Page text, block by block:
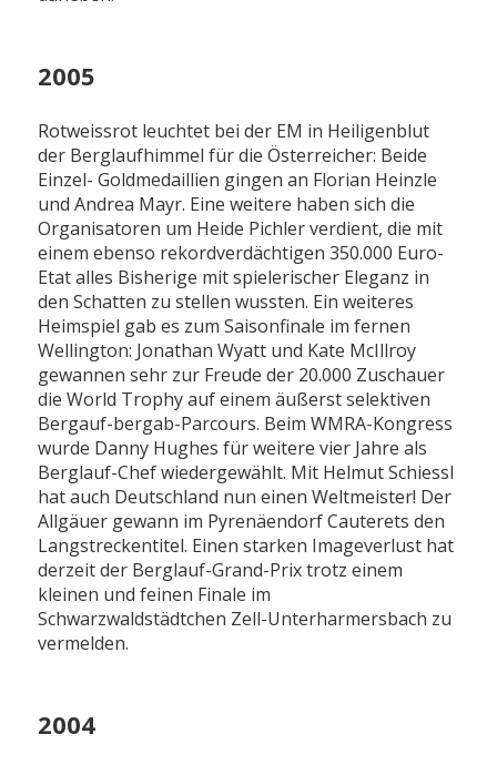
2005
Rotweissrot leuchtet bei der EM in Heiligenblut
der Berglaufhimmel für die Österreicher: Beide
Einzel- Goldmedaillien gingen an Florian Heinzle
und Andrea Mayr. Eine weitere haben sich die
Organisatoren um Heide Pichler verdient, die mit
einem ebenso rekordverdächtigen 350.000 Euro-
Etat alles Bisherige mit spielerischer Eleganz in
den Schatten zu stellen wussten. Ein weiteres
Heimspiel gab es zum Saisonfinale im fernen
Wellington: Jonathan Wyatt und Kate McIllroy
gewannen sehr zur Freude der 20.000 Zuschauer
die World Trophy auf einem äußerst selektiven
Bergauf-bergab-Parcours. Beim WMRA-Kongress
wurde Danny Hughes für weitere vier Jahre als
Berglauf-Chef wiedergewählt. Mit Helmut Schiessl
hat auch Deutschland nun einen Weltmeister! Der
Allgäuer gewann im Pyrenäendorf Cauterets den
Langstreckentitel. Einen starken Imageverlust hat
derzeit der Berglauf-Grand-Prix trotz einem
kleinen und feinen Finale im
Schwarzwaldstädtchen Zell-Unterharmersbach zu
vermelden.
2004